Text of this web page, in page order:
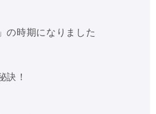
の時期になりました
訣！